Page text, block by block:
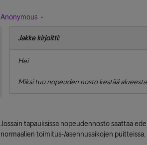
Anonymous
Jakke kirjoitti:
Hei
Miksi tuo nopeuden nosto kestää
Jossain tapauksissa nopeudennosto saattaa
normaalien toimitus-/asennusaikojen puitteissa.